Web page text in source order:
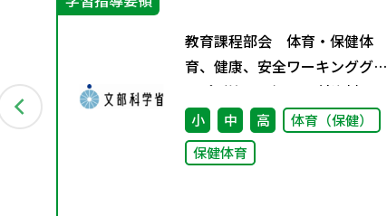
教育課程部会 体育・保健体
育、健康、安全ワーキンググル
ープ（第11回） 配付資料
小 中 高
体育（保健）
保健体育